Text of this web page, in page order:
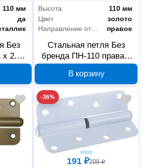
110 мм
да
Без
x 2.8
Высота
110 мм
Цвет
золото
Направление открывания
правое
Стальная петля Без
бренда ПН-110 правая,
В корзину
-36%
191 ₽298 ₽